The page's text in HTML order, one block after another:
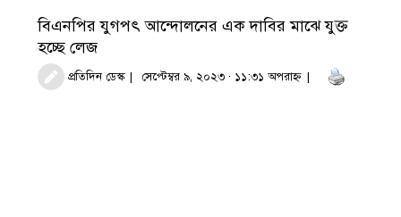
বিএনপির যুগপৎ আন্দোলনের এক দাবির মাঝে যুক্ত
হচ্ছে লেজ
প্রতিদিন ডেস্ক সেপ্টেম্বর ৯, ২০২৩ · ১১:৩১ অপরাহ্ণ